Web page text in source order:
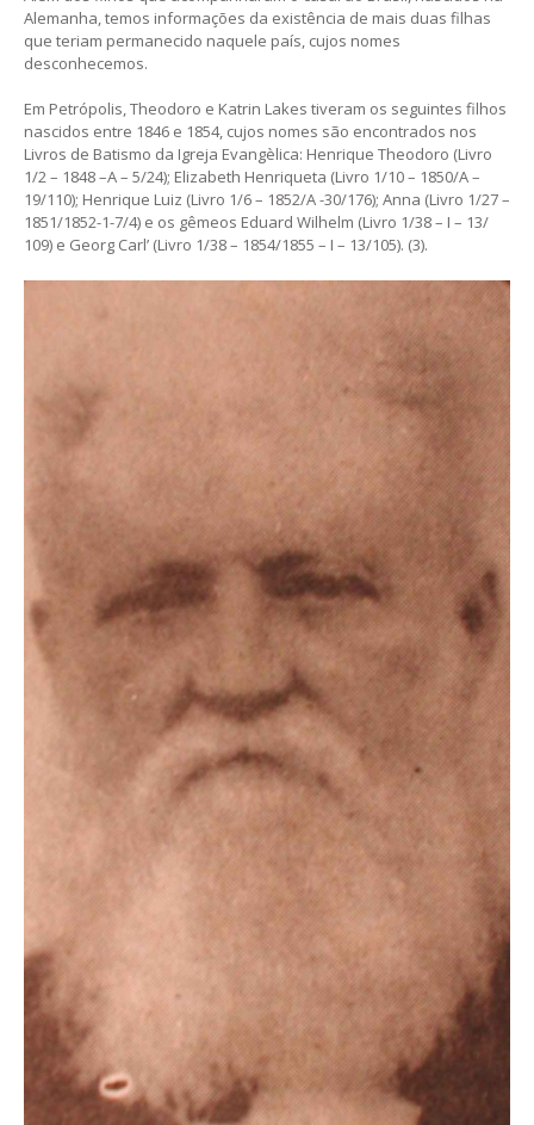
Alemanha, temos informações da existência de mais duas filhas
que teriam permanecido naquele país, cujos nomes
desconhecemos.
Em Petrópolis, Theodoro e Katrin Lakes tiveram os seguintes filhos
nascidos entre 1846 e 1854, cujos nomes são encontrados nos
Livros de Batismo da Igreja Evangèlica: Henrique Theodoro (Livro
1/2 – 1848 –A – 5/24); Elizabeth Henriqueta (Livro 1/10 – 1850/A –
19/110); Henrique Luiz (Livro 1/6 – 1852/A -30/176); Anna (Livro 1/27 –
1851/1852-1-7/4) e os gêmeos Eduard Wilhelm (Livro 1/38 – I – 13/
109) e Georg Carl’ (Livro 1/38 – 1854/1855 – I – 13/105). (3).